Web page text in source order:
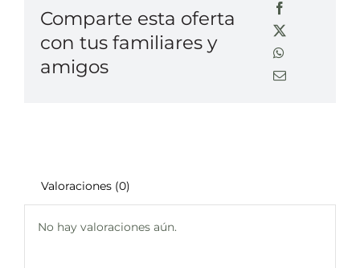
Comparte esta oferta
con tus familiares y
amigos
Valoraciones (0)
No hay valoraciones aún.